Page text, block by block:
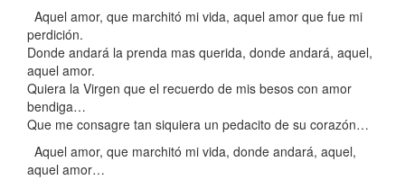
Aquel amor, que marchitó mi vida, aquel amor que fue mi
perdición.
Donde andará la prenda mas querida, donde andará, aquel,
aquel amor.
Quiera la Virgen que el recuerdo de mis besos con amor
bendiga…
Que me consagre tan siquiera un pedacito de su corazón…
Aquel amor, que marchitó mi vida, donde andará, aquel,
aquel amor…